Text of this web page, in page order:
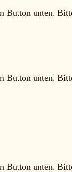
unten.
unten.
unten.